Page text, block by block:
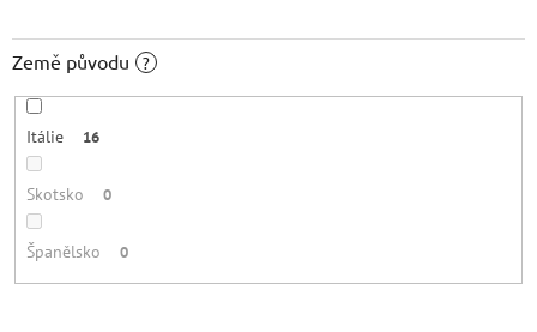
Země původu ?
Itálie 16
Skotsko 0
Španělsko 0